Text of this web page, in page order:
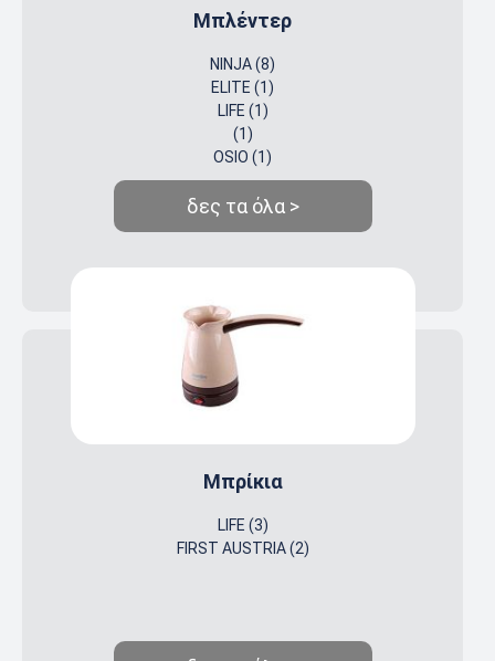
Μπλέντερ
NINJA (8)
ELITE (1)
LIFE (1)
(1)
OSIO (1)
δες τα όλα >
Μπρίκια
LIFE (3)
FIRST AUSTRIA (2)